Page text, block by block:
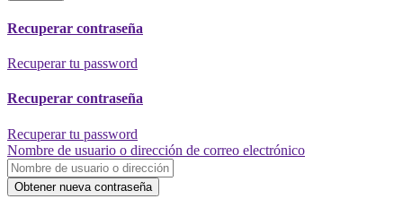
Recuperar contraseña
Recuperar tu password
Recuperar contraseña
Recuperar tu password
Nombre de usuario o dirección de correo electrónico
Obtener nueva contraseña